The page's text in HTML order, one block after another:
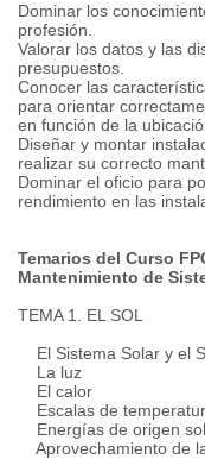
Dominar los
profesión.
Valorar los datos y las
presupuestos.
Conocer las
para orientar
en función de la
Diseñar y montar
realizar su correcto
Dominar el oficio para
rendimiento en las
Temarios del Curso
Mantenimiento de
TEMA 1. EL SOL
El Sistema Solar y el
La luz
El calor
Escalas de
Energías de origen
Aprovechamiento de